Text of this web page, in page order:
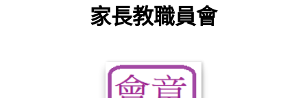
家長教職員會